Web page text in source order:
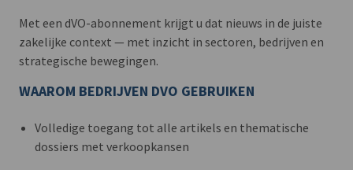
Met een dVO-abonnement krijgt u dat nieuws in de juiste
zakelijke context — met inzicht in sectoren, bedrijven en
strategische bewegingen.
WAAROM BEDRIJVEN DVO GEBRUIKEN
Volledige toegang tot alle artikels en thematische
dossiers met verkoopkansen